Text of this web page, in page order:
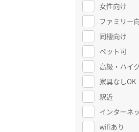
女性向け
ファミリー
同棲向け
ペット可
高級・ハイ
家具なしOK
駅近
インターネ
wifiあり